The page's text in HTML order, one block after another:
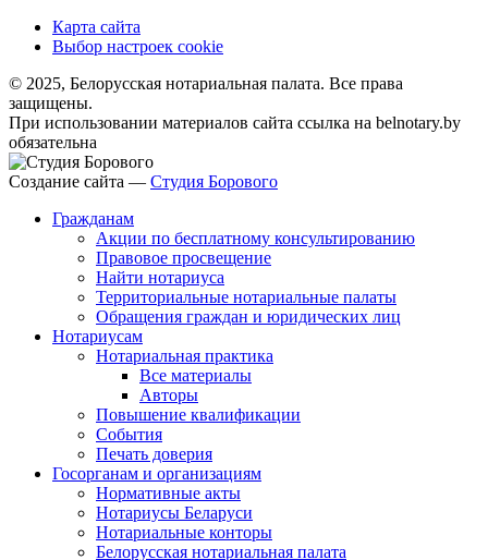
Карта сайта
Выбор настроек cookie
© 2025, Белорусская нотариальная палата. Все права
защищены.
При использовании материалов сайта ссылка на belnotary.by
обязательна
Создание сайта — Студия Борового
Гражданам
Акции по бесплатному консультированию
Правовое просвещение
Найти нотариуса
Территориальные нотариальные палаты
Обращения граждан и юридических лиц
Нотариусам
Нотариальная практика
Все материалы
Авторы
Повышение квалификации
События
Печать доверия
Госорганам и организациям
Нормативные акты
Нотариусы Беларуси
Нотариальные конторы
Белорусская нотариальная палата